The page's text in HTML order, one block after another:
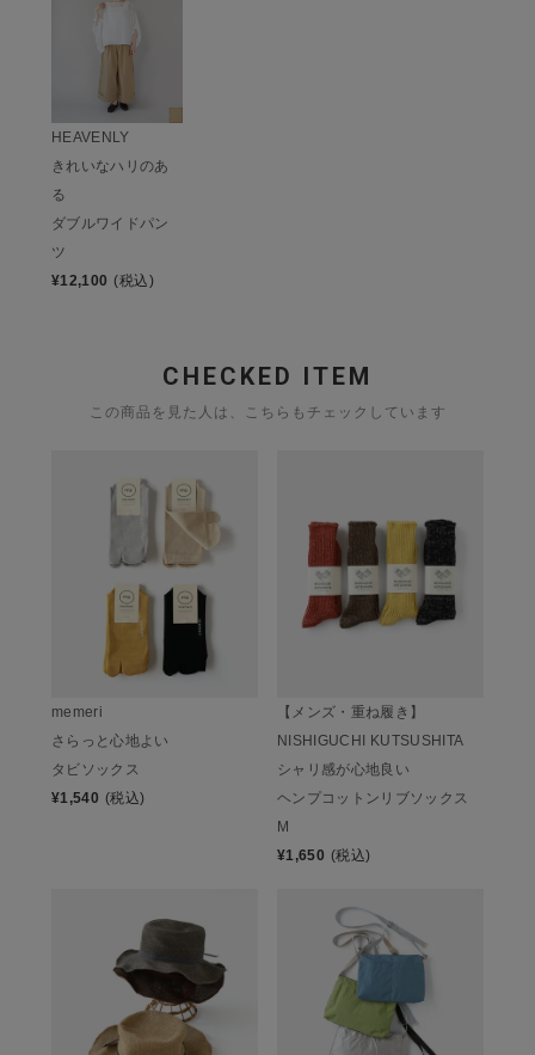
HEAVENLY
きれいなハリのあ
る
ダブルワイドパン
ツ
¥12,100 (税込)
CHECKED ITEM
この商品を見た人は、こちらもチェックしています
memeri
さらっと心地よい
タビソックス
¥1,540 (税込)
【メンズ・重ね履き】
NISHIGUCHI KUTSUSHITA
シャリ感が心地良い
ヘンプコットンリブソックス
M
¥1,650 (税込)